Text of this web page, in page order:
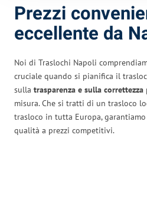
Prezzi
eccellente da
Noi di Traslochi Napoli
cruciale quando si pianifica il
sulla trasparenza e sulla correttezza
misura. Che si tratti di un trasloco
trasloco in tutta Europa,
qualità a prezzi competitivi.